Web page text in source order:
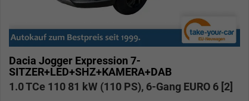
Dacia Jogger Expression 7-
SITZER+LED+SHZ+KAMERA+DAB
1.0 TCe 110 81 kW (110 PS), 6-Gang EURO 6 [2]